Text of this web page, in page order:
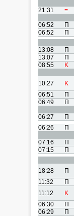
21:31 =
06:52 П
06:52
П
13:08 П
13:07
П
08:55
K
10:27 K
06:51
П
06:49
П
06:27 П
06:26
П
07:16 П
07:15
П
18:28 П
11:32
П
11:12
K
06:30
П
06:29
П